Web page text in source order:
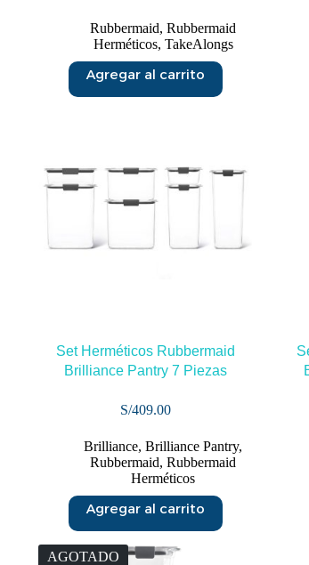
Rubbermaid, Rubbermaid
Herméticos, TakeAlongs
Agregar al carrito
Set Herméticos Rubbermaid
Brilliance Pantry 7 Piezas
S/409.00
Brilliance, Brilliance Pantry,
Rubbermaid, Rubbermaid
Herméticos
Agregar al carrito
AGOTADO